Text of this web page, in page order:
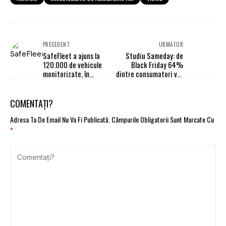
PRECEDENT
SafeFleet a ajuns la
120.000 de vehicule
monitorizate, în
anului trecut
URMĂTOR
Studiu Sameday: de
Black Friday 64%
dintre consumatori vor
COMENTAȚI?
Adresa Ta De Email Nu Va Fi Publicată.Câmpurile Obligatorii Sunt Marcate Cu
*